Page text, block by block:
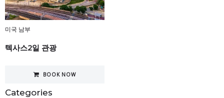
Categories
미국 남부
텍사스2일 관광
BOOK NOW